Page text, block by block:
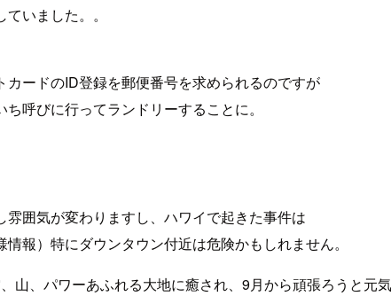
いました。。
ードのID登録を郵便番号を求められるのですが
呼びに行ってランドリーすることに。
囲気が変わりますし、ハワイで起きた事件は
報）特にダウンタウン付近は危険かもしれません。
山、パワーあふれる大地に癒され、9月から頑張ろうと元